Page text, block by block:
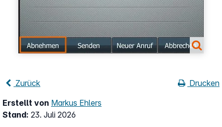
Zurück
Drucken
Erstellt von Markus Ehlers
Stand: 23. Juli 2026